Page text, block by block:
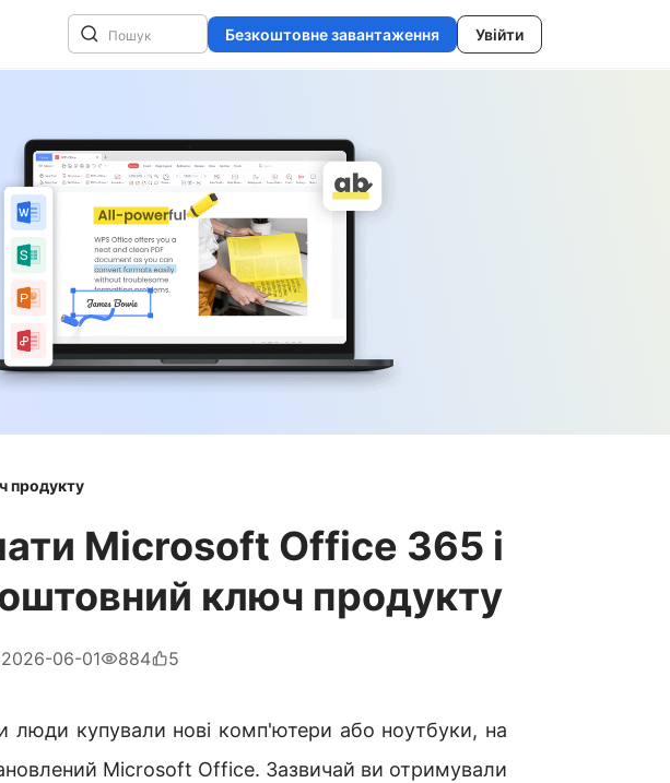
Безкоштовне завантаження Увійти
продукту
Microsoft Office 365 і
ключ продукту
2026-06-01 884 5
люди купували нові комп'ютери або ноутбуки, на
Microsoft Office. Зазвичай ви отримували